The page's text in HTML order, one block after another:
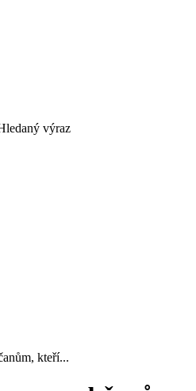
výraz
kteří...